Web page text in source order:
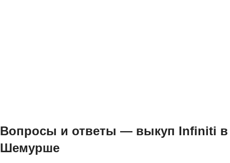
Вопросы и ответы — выкуп Infiniti в
Шемурше